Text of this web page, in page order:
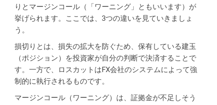
りとマージンコール（「ワーニング」ともいいます）が
挙げられます。ここでは、3つの違いを見ていきましょ
う。
損切りとは、損失の拡大を防ぐため、保有している建玉
（ポジション）を投資家が自分の判断で決済することで
す。一方で、ロスカットはFX会社のシステムによって強
制的に執行されるものです。
マージンコール（ワーニング）は、証拠金が不足しそう